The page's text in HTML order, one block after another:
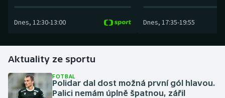
Gymnastika
Házená
Dnes, 12:30-13:00 Dnes, 17:35-19:55
Aktuality ze sportu
FOTBAL
Polidar dal dost možná první gól hlavou.
Palici nemám úplně špatnou, zářil